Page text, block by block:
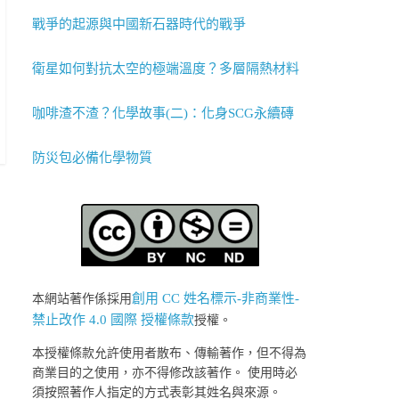
戰爭的起源與中國新石器時代的戰爭
衛星如何對抗太空的極端溫度？多層隔熱材料
咖啡渣不渣？化學故事(二)：化身SCG永續磚
防災包必備化學物質
本網站著作係採用創用 CC 姓名標示-非商業性-
禁止改作 4.0 國際 授權條款授權。
本授權條款允許使用者散布、傳輸著作，但不得為
商業目的之使用，亦不得修改該著作。 使用時必
須按照著作人指定的方式表彰其姓名與來源。